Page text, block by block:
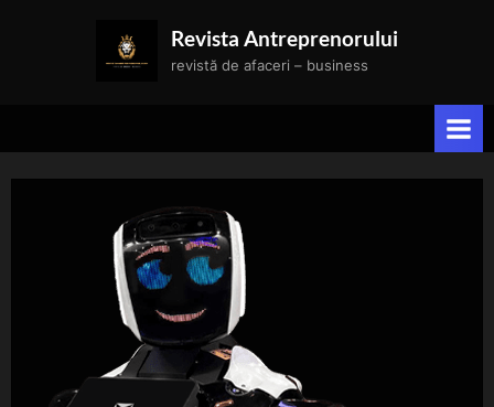
Revista Antreprenorului
revistă de afaceri – business